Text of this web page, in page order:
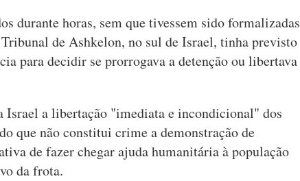
durante horas, sem que tivessem sido formalizadas
de Ashkelon, no sul de Israel, tinha previsto
para decidir se prorrogava a detenção ou libertava
a libertação "imediata e incondicional" dos
que não constitui crime a demonstração de
de fazer chegar ajuda humanitária à população
da frota.